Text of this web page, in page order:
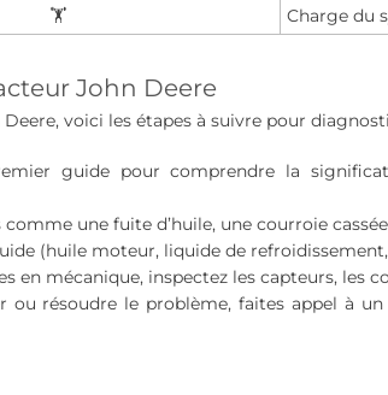
🏋️ Charge du
John Deere
voici les étapes à suivre pour
guide pour comprendre la
une fuite d’huile, une courroie
(huile moteur, liquide de
en mécanique, inspectez les capteurs, les
ou résoudre le problème, faites appel à